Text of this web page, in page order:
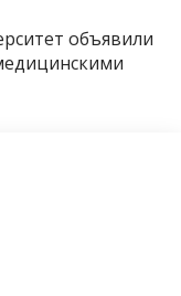
объявили